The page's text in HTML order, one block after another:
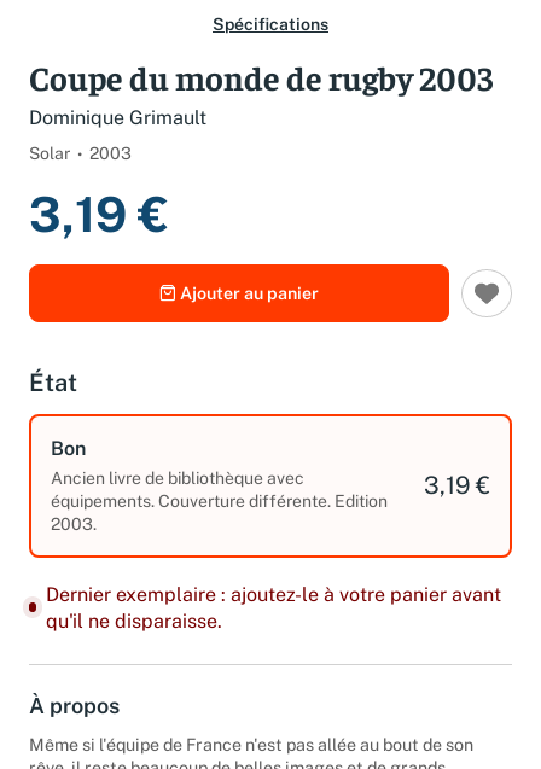
Coupe du monde de rugby 2003
Dominique Grimault
3,19 €
Ajouter au panier
État
Ancien livre de bibliothèque avec
équipements. Couverture différente. Edition
3,19 €
Dernier exemplaire : ajoutez-le à votre panier avant
qu'il ne disparaisse.
À propos
Même si l'équipe de France n'est pas allée au bout de son